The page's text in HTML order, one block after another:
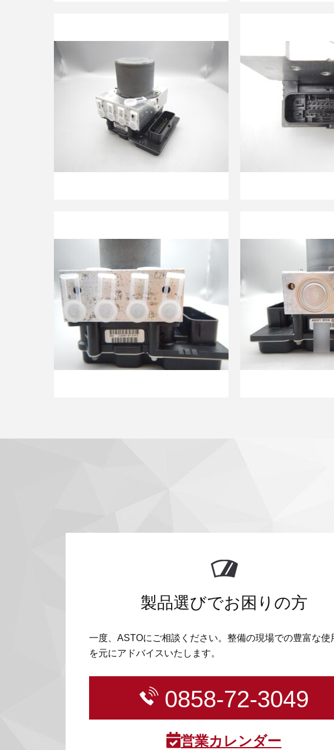
製品選びでお困りの方
一度、ASTOにご相談ください。整備の現場での豊富な使
を元にアドバイスいたします。
0858-72-3049
営業カレンダー